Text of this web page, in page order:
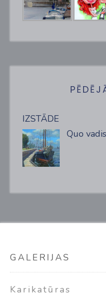
IZSTĀDE
Quo
GALERIJAS
Karikatūras